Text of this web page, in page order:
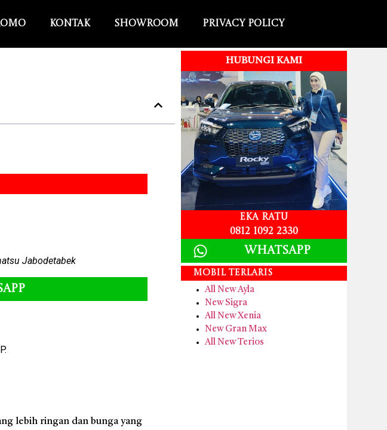
Kontak Showroom Privacy Policy
Jabodetabek
lebih ringan dan bunga yang
HUBUNGI KAMI
Eka Ratu
0812 1092 2330
Whatsapp
Mobil Terlaris
All New Ayla
New Sigra
All New Xenia
New Gran Max
All New Terios